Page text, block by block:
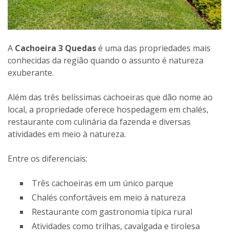
A Cachoeira 3 Quedasé uma das propriedades mais
conhecidas da região quando o assunto é natureza
exuberante.
Além das três belíssimas cachoeiras que dão nome ao
local, a propriedade oferece hospedagem em chalés,
restaurante com culinária da fazenda e diversas
atividades em meio à natureza.
Entre os diferenciais:
Três cachoeiras em um único parque
Chalés confortáveis em meio à natureza
Restaurante com gastronomia típica rural
Atividades como trilhas, cavalgada e tirolesa